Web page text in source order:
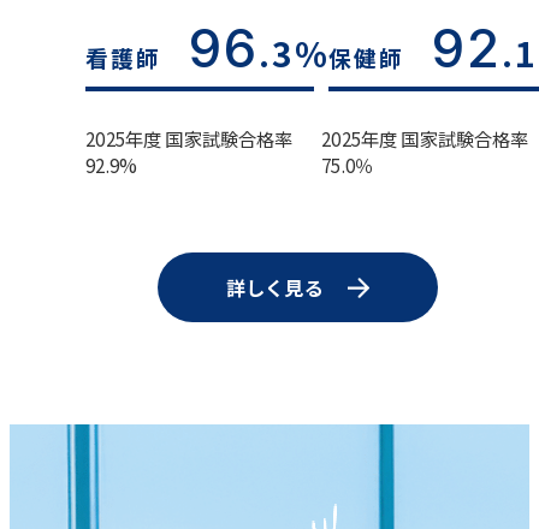
看護師 96.3%保健師 92
2025年度 国家試験合格率
92.9%
2025年度 国家試験合格率
75.0％
詳しく見る